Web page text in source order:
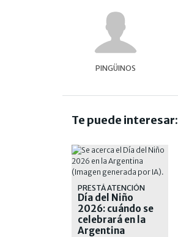
PINGÜINOS
Te puede interesar:
PRESTÁ ATENCIÓN
Día del Niño
2026: cuándo se
celebrará en la
Argentina